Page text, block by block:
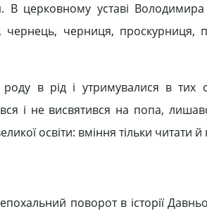
В церковному уставі
чернець, черниця,
в рід і утримувалися в
і не висвятився на попа,
освіти: вміння тільки читати
поворот в історії